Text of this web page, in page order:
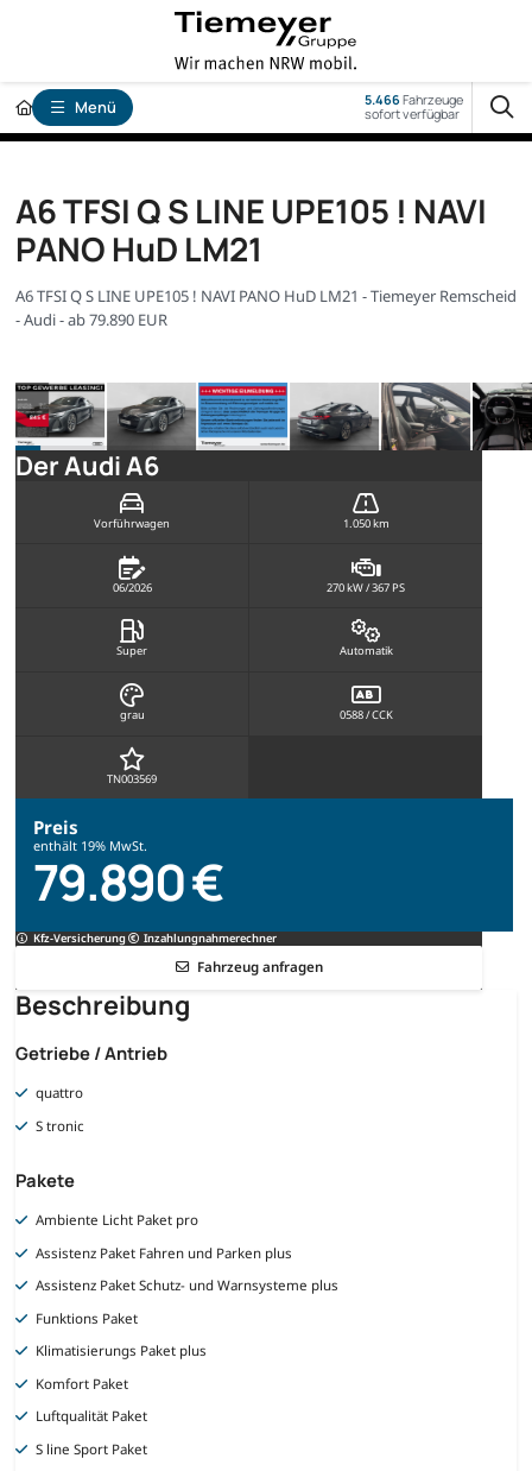
Menü 5.466Fahrzeuge
sofort verfügbar
A6 TFSI Q S LINE UPE105 ! NAVI
PANO HuD LM21
A6 TFSI Q S LINE UPE105 ! NAVI PANO HuD LM21 - Tiemeyer Remscheid
- Audi - ab 79.890 EUR
Der Audi A6
Vorführwagen 1.050 km
06/2026 270 kW / 367 PS
Super Automatik
grau 0588 / CCK
TN003569
Preis
enthält 19% MwSt.
79.890 €
Kfz-Versicherung Inzahlungnahmerechner
Fahrzeug anfragen
Beschreibung
Getriebe / Antrieb
quattro
S tronic
Pakete
Ambiente Licht Paket pro
Assistenz Paket Fahren und Parken plus
Assistenz Paket Schutz- und Warnsysteme plus
Funktions Paket
Klimatisierungs Paket plus
Komfort Paket
Luftqualität Paket
S line Sport Paket